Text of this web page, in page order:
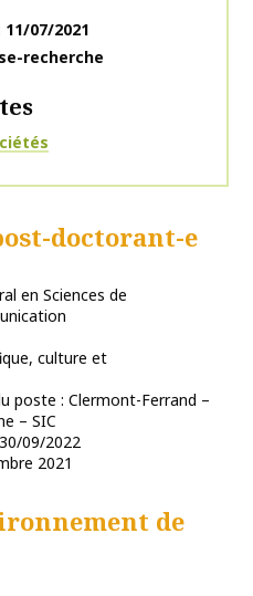
11/07/2021
recherche
doctorant-e
en Sciences de
culture et
poste : Clermont-Ferrand –
– SIC
09/2022
2021
de